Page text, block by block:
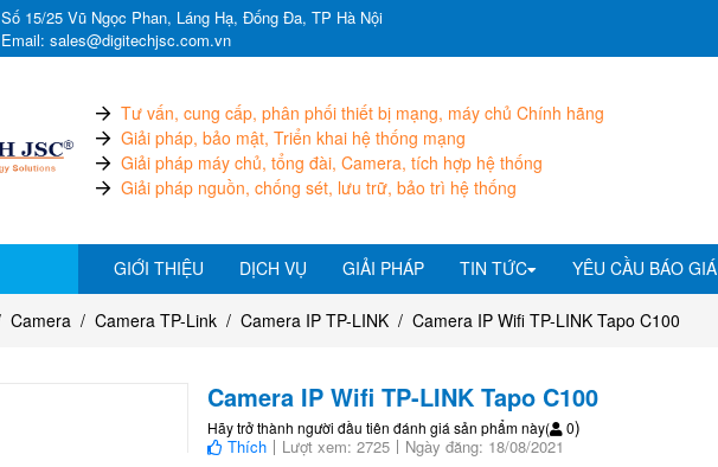
Số 15/25 Vũ Ngọc Phan, Láng Hạ, Đống Đa, TP Hà Nội
Email: sales@digitechjsc.com.vn
Tư vấn, cung cấp, phân phối thiết bị mạng, máy chủ Chính hãng
Giải pháp, bảo mật, Triển khai hệ thống mạng
Giải pháp máy chủ, tổng đài, Camera, tích hợp hệ thống
Giải pháp nguồn, chống sét, lưu trữ, bảo trì hệ thống
GIỚI THIỆU DỊCH VỤ GIẢI PHÁP TIN TỨC YÊU CẦU BÁO GIÁ
Camera Camera TP-Link Camera IP TP-LINK Camera IP Wifi TP-LINK Tapo C100
Camera IP Wifi TP-LINK Tapo C100
Hãy trở thành người đầu tiên đánh giá sản phẩm này( 0)
Thích Lượt xem: 2725 Ngày đăng: 18/08/2021